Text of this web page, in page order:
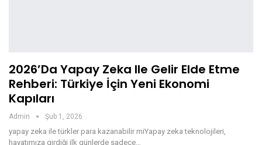
2026’da Yapay Zeka Ile Gelir Elde Etme
Rehberi: Türkiye İçin Yeni Ekonomi
Kapıları
Admin Şub 1, 2026
yapay zeka ile türkler para kazanabilir miYapay zeka teknolojileri,
hayatımıza girdiği ilk günlerde sadece…